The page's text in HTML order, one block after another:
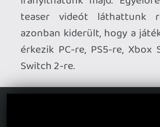
Jön a Destiny 2 utolsó tartalmi
frissítése.
A Bungie bejelentette, hogy a
június 9-én érkező Monument of
Triumph lesz a játék utolsó live-service
content update-je. Természetesen a
Destiny 2 továbbra is játszható marad, és
a technikai támogatás sem szűnik meg,
maga a stúdió azonban már a jövőre